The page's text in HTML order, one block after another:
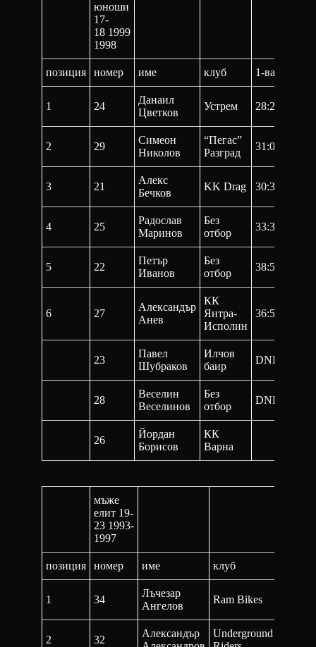
юноши
17-
18 1999
1998
позиция номер име клуб 1-ва
1 24
Данаил
Цветков
Устрем 28:24,9
2 29
Симеон
Николов
“Пегас”
Разград
31:00,5
3 21
Алекс
Бечков
KK Drag 30:37,6
4 25
Радослав
Маринов
Без
отбор
33:34,8
5 22
Петър
Иванов
Без
отбор
38:55,2
6 27
Александър
Анев
КК
Янтра-
Исполин
36:55,4
23
Павел
Шубраков
Илчов
баир
DNF
28
Веселин
Веселинов
Без
отбор
DNF
26
Йордан
Борисов
КК
Варна
мъже
елит 19-
23 1993-
1997
позиция номер име клуб
1 34
Лъчезар
Ангелов
Ram Bikes
2 32
Александър
Underground